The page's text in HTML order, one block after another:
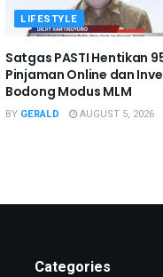
LIFESTYLE
Satgas PASTI Hentikan
Pinjaman Online dan
Bodong Modus MLM
BY GERALD AUGUST 5, 2026
Categories